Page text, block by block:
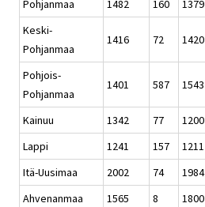
Pohjanmaa 1482 160 1379
Keski-
Pohjanmaa
1416 72 1420
Pohjois-
Pohjanmaa
1401 587 1543
Kainuu 1342 77 1200
Lappi
1241 157 1211
Itä-Uusimaa
2002 74 1984
Ahvenanmaa
1565 8 1800